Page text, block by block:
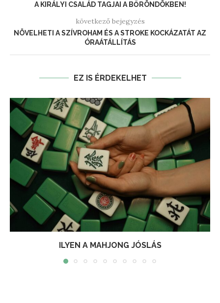
A KIRÁLYI CSALÁD TAGJAI A BŐRÖNDÖKBEN!
következő bejegyzés
NÖVELHETI A SZÍVROHAM ÉS A STROKE KOCKÁZATÁT AZ
ÓRAÁTÁLLÍTÁS
EZ IS ÉRDEKELHET
ILYEN A MAHJONG JÓSLÁS